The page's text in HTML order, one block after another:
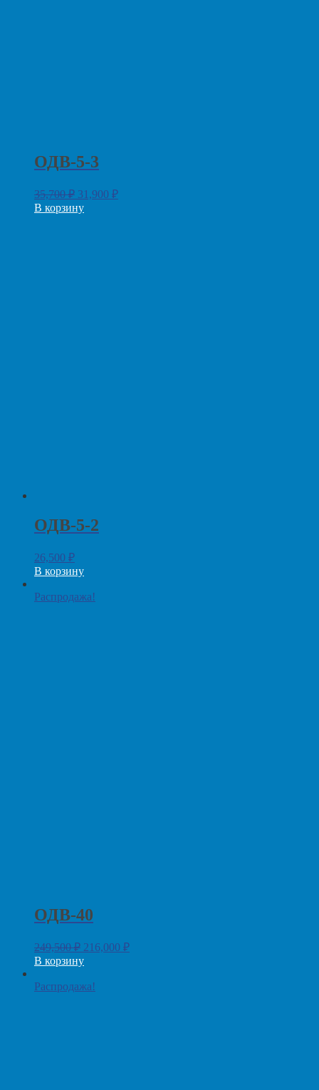
ОДВ-5-3
35,700₽ 31,900 ₽
В корзину
ОДВ-5-2
26,500 ₽
В корзину
Распродажа!
ОДВ-40
249,500₽ 216,000 ₽
В корзину
Распродажа!